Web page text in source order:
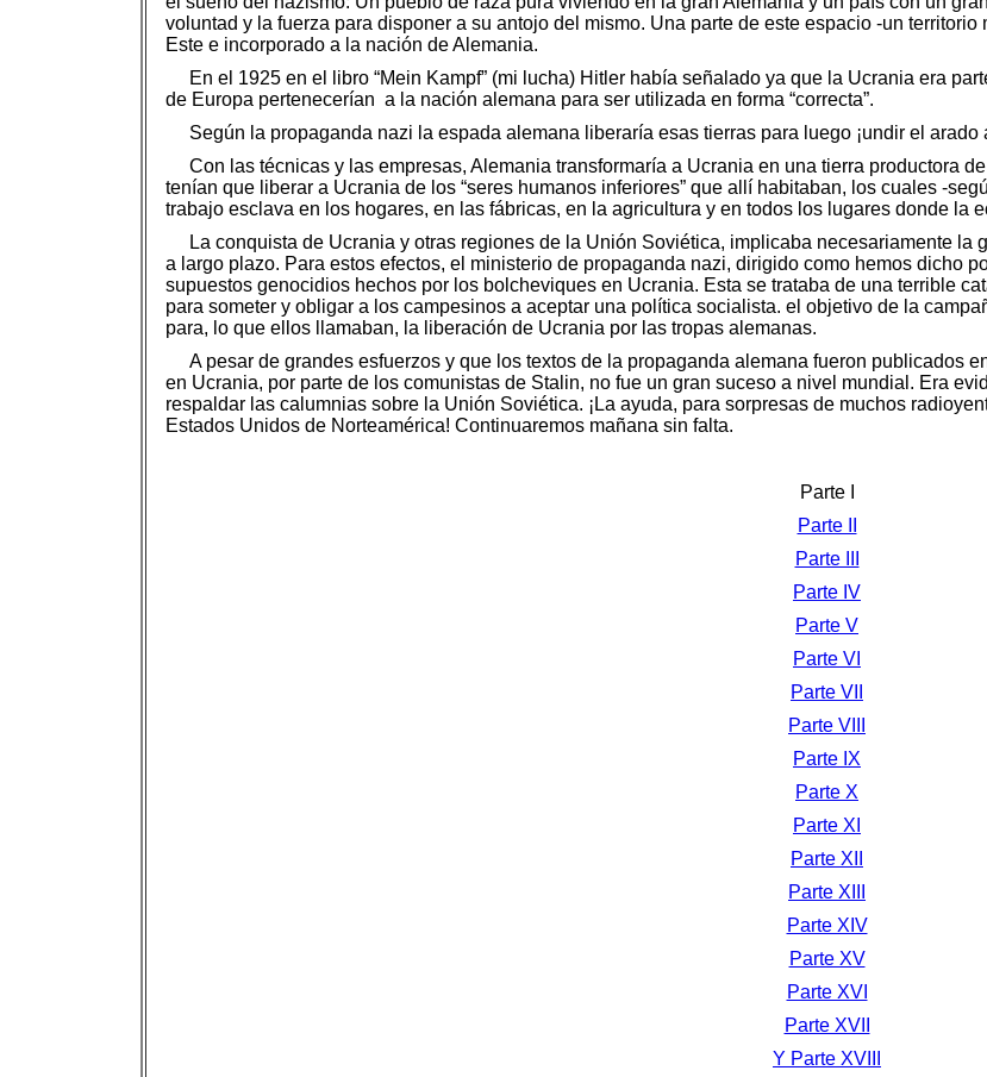
voluntad y la fuerza para disponer a su antojo del mismo. Una parte de este espacio -un
Este e incorporado a la nación de Alemania.
En el 1925 en el libro “Mein Kampf” (mi lucha) Hitler había señalado ya que la Ucrania era
de Europa pertenecerían a la nación alemana para ser utilizada en forma “correcta”.
Según la propaganda nazi la espada alemana liberaría esas tierras para luego ¡undir el arado
Con las técnicas y las empresas, Alemania transformaría a Ucrania en una tierra productora
tenían que liberar a Ucrania de los “seres humanos inferiores” que allí habitaban, los cuales -
trabajo esclava en los hogares, en las fábricas, en la agricultura y en todos los lugares donde la
La conquista de Ucrania y otras regiones de la Unión Soviética, implicaba necesariamente la
a largo plazo. Para estos efectos, el ministerio de propaganda nazi, dirigido como hemos dicho
supuestos genocidios hechos por los bolcheviques en Ucrania. Esta se trataba de una terrible
para someter y obligar a los campesinos a aceptar una política socialista. el objetivo de la
para, lo que ellos llamaban, la liberación de Ucrania por las tropas alemanas.
A pesar de grandes esfuerzos y que los textos de la propaganda alemana fueron publicados
en Ucrania, por parte de los comunistas de Stalin, no fue un gran suceso a nivel mundial. Era
respaldar las calumnias sobre la Unión Soviética. ¡La ayuda, para sorpresas de muchos
Estados Unidos de Norteamérica! Continuaremos mañana sin falta.
Parte I
Parte II
Parte III
Parte IV
Parte V
Parte VI
Parte VII
Parte VIII
Parte IX
Parte X
Parte XI
Parte XII
Parte XIII
Parte XIV
Parte XV
Parte XVI
Parte XVII
Y Parte XVIII